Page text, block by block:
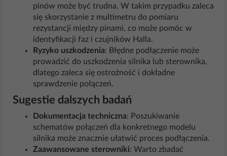
pinów może być trudna. W takim przypadku zaleca
się skorzystanie z multimetru do pomiaru
rezystancji między pinami, co może pomóc w
identyfikacji faz i czujników Halla.
Ryzyko uszkodzenia: Błędne podłączenie może
prowadzić do uszkodzenia silnika lub sterownika,
dlatego zaleca się ostrożność i dokładne
sprawdzenie połączeń.
Sugestie dalszych badań
Dokumentacja techniczna: Poszukiwanie
schematów połączeń dla konkretnego modelu
silnika może znacznie ułatwić proces podłączenia.
Zaawansowane sterowniki: Warto zbadać